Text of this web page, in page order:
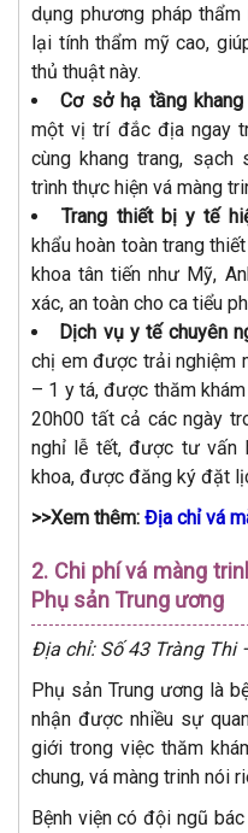
dụng phương pháp
lại tính thẩm mỹ cao,
thủ thuật này.
Cơ sở hạ tầng khang
một vị trí đắc địa ngay
cùng khang trang, sạch
trình thực hiện vá màng
Trang thiết bị y tế
khẩu hoàn toàn trang
khoa tân tiến như Mỹ,
xác, an toàn cho ca tiểu
Dịch vụ y tế chuyên
chị em được trải nghiệm
– 1 y tá, được thăm
20h00 tất cả các ngày
nghỉ lễ tết, được tư vấn
khoa, được đăng ký đặt
>>Xem thêm: Địa chỉ vá
2. Chi phí vá màng
Phụ sản Trung ương
Địa chỉ: Số 43 Tràng Thi
Phụ sản Trung ương là
nhận được nhiều sự
giới trong việc thăm
chung, vá màng trinh nói
Bệnh viện có đội ngũ